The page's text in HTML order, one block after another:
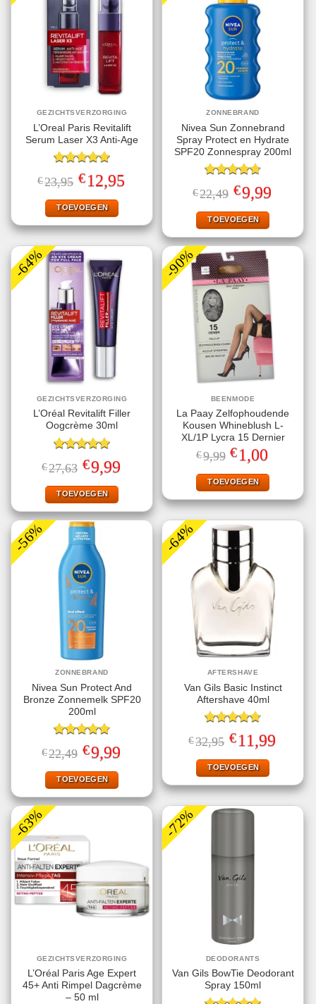
GEZICHTSVERZORGING
L’Oreal Paris Revitalift
Serum Laser X3 Anti-Age
Gewaardeerd
5.00uit 5
€23,95 Oorspronkelijke
prijs
was:
€23,95.
€12,95prijs
TOEVOEGEN
ZONNEBRAND
Nivea Sun Zonnebrand
Spray Protect en Hydrate
SPF20 Zonnespray 200ml
Gewaardeerd
4.67uit 5
€22,49 Oorspronkelijke
prijs
was:
€22,49.
€9,99Huidige
prijs
TOEVOEGEN
-64%
GEZICHTSVERZORGING
L’Oréal Revitalift Filler
Oogcrème 30ml
Gewaardeerd
5.00uit 5
€27,63 Oorspronkelijke
prijs
was:
€27,63.
€9,99Huidige
prijs
TOEVOEGEN
-90%
BEENMODE
La Paay Zelfophoudende
Kousen Whineblush L-
XL/1P Lycra 15 Dernier
€9,99 Oorspronkelijke
prijs
was:
€9,99.
€1,00
is:
€1,00.
TOEVOEGEN
-56%
ZONNEBRAND
Nivea Sun Protect And
Bronze Zonnemelk SPF20
200ml
Gewaardeerd
4.78uit 5
€22,49 Oorspronkelijke
prijs
was:
€22,49.
€9,99Huidige
prijs
TOEVOEGEN
-64%
AFTERSHAVE
Van Gils Basic Instinct
Aftershave 40ml
Gewaardeerd
4.71uit 5
€32,95 Oorspronkelijke
prijs
was:
€32,95.
€11,99Huidige
prijs
TOEVOEGEN
-63%
GEZICHTSVERZORGING
L’Oréal Paris Age Expert
45+ Anti Rimpel Dagcrème
– 50 ml
-72%
DEODORANTS
Van Gils BowTie Deodorant
Spray 150ml